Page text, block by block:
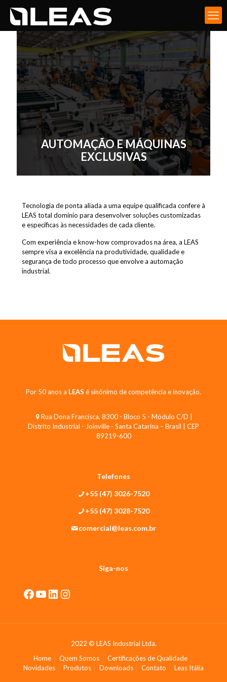
AUTOMAÇÃO E MÁQUINAS
EXCLUSIVAS
Tecnologia de ponta aliada a uma equipe qualificada confere à
LEAS total domínio para desenvolver soluções customizadas
e específicas às necessidades de cada cliente.
Com experiência e know-how comprovados na área, a LEAS
sempre visa a excelência na produtividade, qualidade e
segurança de todo processo que envolve a automação
industrial.
Por 50 anos a LEAS é sinônimo de competência e inovação.
Rua Dona Francisca, 8300 - Bloco 5 - Módulo C/D |
Distrito Industrial - Joinville - Santa Catarina – Brasil | CEP
89219-600
Telefones
+55 (47) 3026-7520
+55 (47) 3028-7520
comercial@leas.com.br
Siga-nos
2022 © LEAS Industrial Ltda.
Home
Quem Somos
Certificações de Qualidade
Novidades
Produtos Downloads Contato Leas Itália